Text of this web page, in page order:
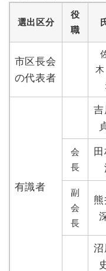
選出区分
役
職
市区長会
の代表者
有識者
会
長
副
会
長